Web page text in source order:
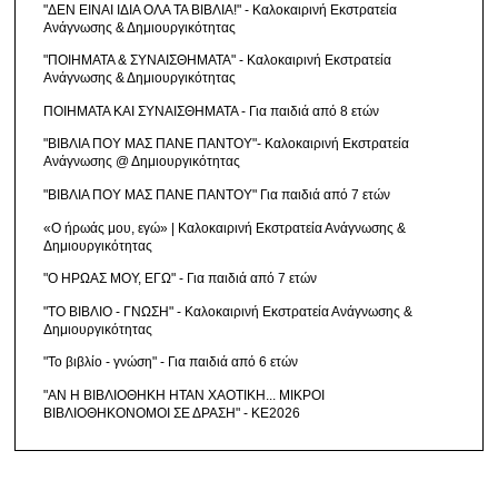
"ΔΕΝ ΕΙΝΑΙ ΙΔΙΑ ΟΛΑ ΤΑ ΒΙΒΛΙΑ!" - Καλοκαιρινή Εκστρατεία
Ανάγνωσης & Δημιουργικότητας
"ΠΟΙΗΜΑΤΑ & ΣΥΝΑΙΣΘΗΜΑΤΑ" - Καλοκαιρινή Εκστρατεία
Ανάγνωσης & Δημιουργικότητας
ΠΟΙΗΜΑΤΑ ΚΑΙ ΣΥΝΑΙΣΘΗΜΑΤΑ - Για παιδιά από 8 ετών
"ΒΙΒΛΙΑ ΠΟΥ ΜΑΣ ΠΑΝΕ ΠΑΝΤΟΥ"- Καλοκαιρινή Εκστρατεία
Ανάγνωσης @ Δημιουργικότητας
"ΒΙΒΛΙΑ ΠΟΥ ΜΑΣ ΠΑΝΕ ΠΑΝΤΟΥ" Για παιδιά από 7 ετών
«Ο ήρωάς μου, εγώ» | Καλοκαιρινή Εκστρατεία Ανάγνωσης &
Δημιουργικότητας
"Ο ΗΡΩΑΣ ΜΟΥ, ΕΓΩ" - Για παιδιά από 7 ετών
"ΤΟ ΒΙΒΛΙΟ - ΓΝΩΣΗ" - Καλοκαιρινή Εκστρατεία Ανάγνωσης &
Δημιουργικότητας
"Το βιβλίο - γνώση" - Για παιδιά από 6 ετών
"ΑΝ Η ΒΙΒΛΙΟΘΗΚΗ ΗΤΑΝ ΧΑΟΤΙΚΗ... ΜΙΚΡΟΙ
ΒΙΒΛΙΟΘΗΚΟΝΟΜΟΙ ΣΕ ΔΡΑΣΗ" - ΚΕ2026